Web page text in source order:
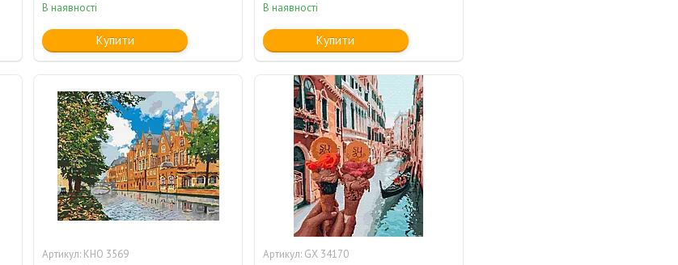
В наявності
Купити
В наявності
Купити
KHO 3569 GX 34170